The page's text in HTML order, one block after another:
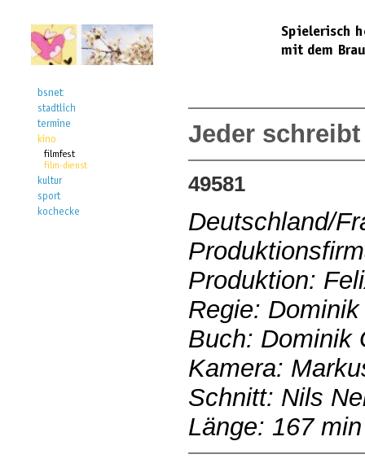
Jeder
49581
Deutschland/
Produktion:
Regie:
Buch: Dominik
Kamera:
Schnitt: Nils
Länge: 167 min